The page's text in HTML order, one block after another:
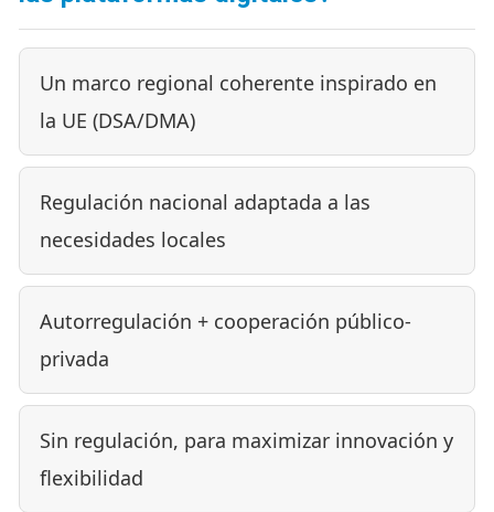
Un marco regional coherente inspirado en
la UE (DSA/DMA)
Regulación nacional adaptada a las
necesidades locales
Autorregulación + cooperación público-
privada
Sin regulación, para maximizar innovación y
flexibilidad